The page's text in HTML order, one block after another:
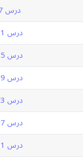
درس 7
درس 11
درس 15
درس 19
درس 23
درس 27
درس 31